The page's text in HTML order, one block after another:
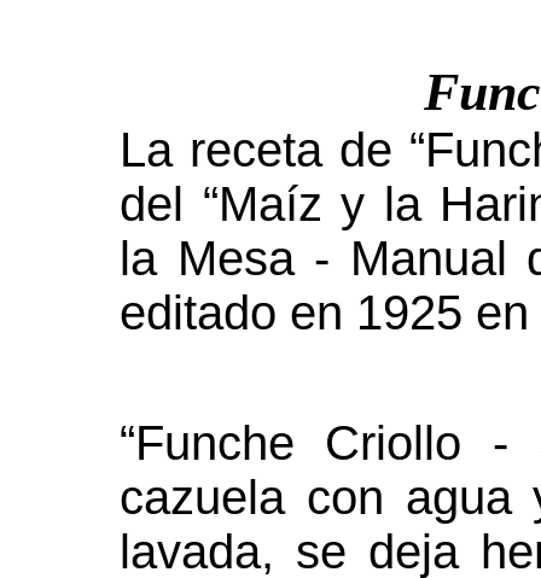
La receta de
del “Maíz y la
la Mesa - Manual
editado en 1925
“Funche Criollo
cazuela con
lavada, se deja